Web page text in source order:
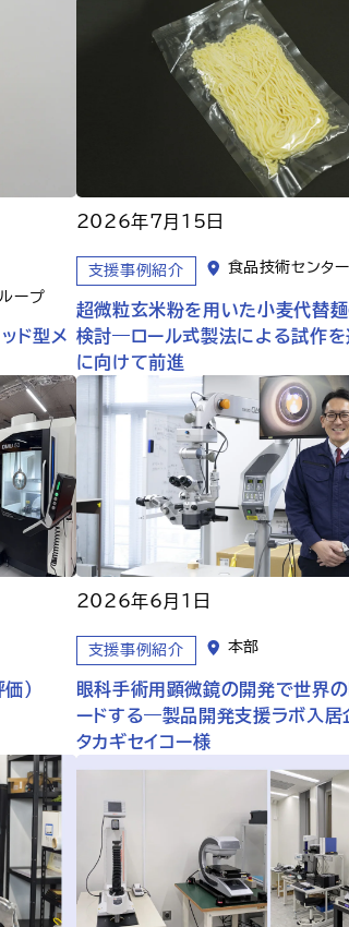
ープ
ド型メ
2026年7月15日
支援事例紹介 食品技術センター
超微粒玄米粉を用いた小麦代替
検討―ロール式製法による試作を
に向けて前進
）
2026年6月1日
支援事例紹介 本部
眼科手術用顕微鏡の開発で世界
ードする―製品開発支援ラボ入居
タカギセイコー様